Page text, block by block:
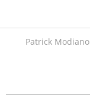
Patrick Modiano